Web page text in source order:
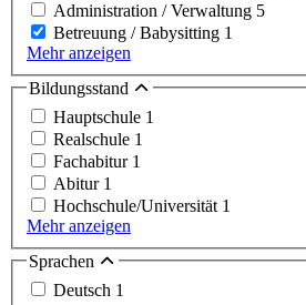
Administration / Verwaltung 5
Betreuung / Babysitting 1
Mehr anzeigen
Bildungsstand
Hauptschule 1
Realschule 1
Fachabitur 1
Abitur 1
Hochschule/Universität 1
Mehr anzeigen
Sprachen
Deutsch 1